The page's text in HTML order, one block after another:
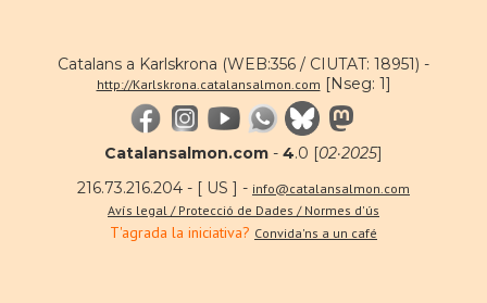
Catalans a Karlskrona (WEB:356 / CIUTAT: 18951) -
http://Karlskrona.catalansalmon.com [Nseg: 1]
Catalansalmon.com - 4.0 [02·2025]
216.73.216.204 - [ US ] - info@catalansalmon.com
Avís legal / Protecció de Dades / Normes d'ús
T'agrada la iniciativa? Convida'ns a un café